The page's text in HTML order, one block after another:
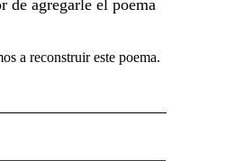
de agregarle el poema
a reconstruir este poema.